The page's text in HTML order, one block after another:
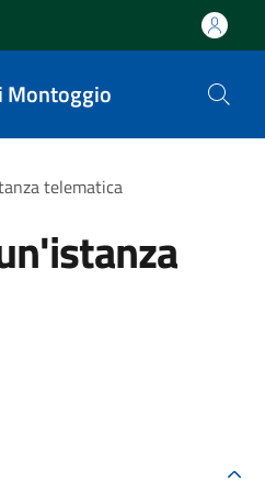
Montoggio
telematica